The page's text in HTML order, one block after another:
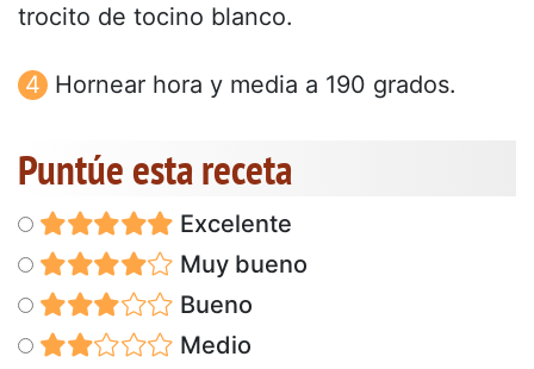
trocito de tocino blanco.
Hornear hora y media a 190 grados.
Puntúe esta receta
Excelente
Muy bueno
Bueno
Medio